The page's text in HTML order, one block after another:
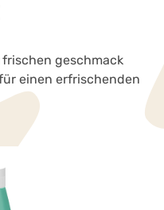
geschmack
einen erfrischenden